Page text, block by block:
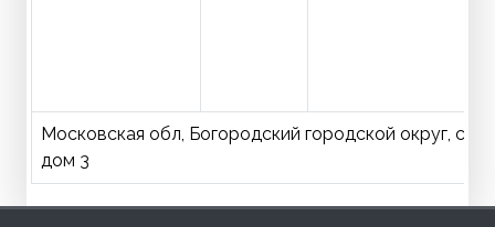
Московская обл, Богородский городской округ, с.
дом 3